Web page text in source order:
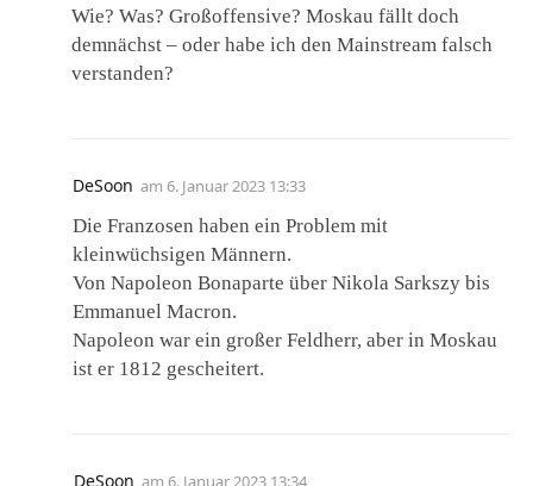
Wie? Was? Großoffensive? Moskau fällt doch
demnächst – oder habe ich den Mainstream falsch
verstanden?
DeSoon am 6. Januar 2023 13:33
Die Franzosen haben ein Problem mit
kleinwüchsigen Männern.
Von Napoleon Bonaparte über Nikola Sarkszy bis
Emmanuel Macron.
Napoleon war ein großer Feldherr, aber in Moskau
ist er 1812 gescheitert.
DeSoon am 6. Januar 2023 13:34